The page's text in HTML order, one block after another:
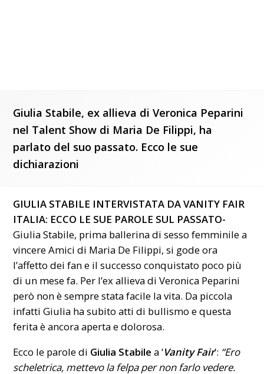
Giulia Stabile, ex allieva di Veronica Peparini
nel Talent Show di Maria De Filippi, ha
parlato del suo passato. Ecco le sue
dichiarazioni
GIULIA STABILE INTERVISTATA DA VANITY FAIR
ITALIA: ECCO LE SUE PAROLE SUL PASSATO-
Giulia Stabile, prima ballerina di sesso femminile a
vincere Amici di Maria De Filippi, si gode ora
l’affetto dei fan e il successo conquistato poco più
di un mese fa. Per l’ex allieva di Veronica Peparini
però non è sempre stata facile la vita. Da piccola
infatti Giulia ha subito atti di bullismo e questa
ferita è ancora aperta e dolorosa.
Ecco le parole di Giulia Stabile a ‘Vanity Fair’: “Ero
scheletrica, mettevo la felpa per non farlo vedere.